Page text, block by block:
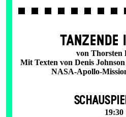
TANZENDE
von Thorsten
Mit Texten von Denis
NASA-Apollo-
19:30